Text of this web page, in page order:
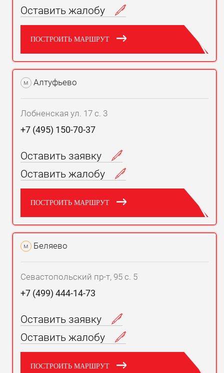
Оставить жалобу
ПОСТРОИТЬ МАРШРУТ
м Алтуфьево
Лобненская ул. 17 с. 3
+7 (495) 150-70-37
Оставить заявку
Оставить жалобу
ПОСТРОИТЬ МАРШРУТ
м Беляево
Севастопольский пр-т, 95 с. 5
+7 (499) 444-14-73
Оставить заявку
Оставить жалобу
ПОСТРОИТЬ МАРШРУТ